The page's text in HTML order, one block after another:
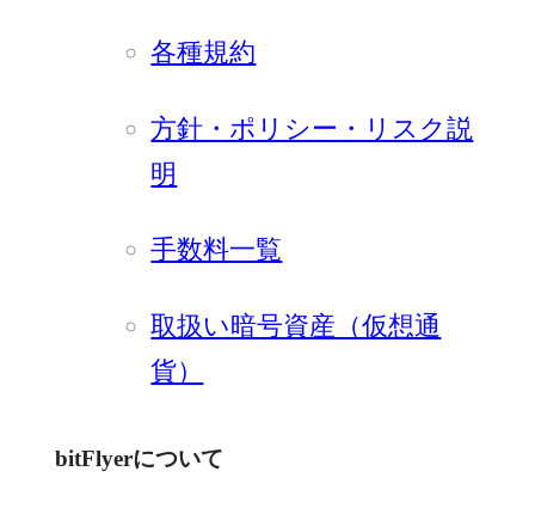
各種規約
方針・ポリシー・リスク説
明
手数料一覧
取扱い暗号資産（仮想通
貨）
bitFlyerについて